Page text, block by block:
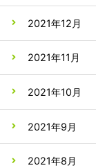
2021年12月
2021年11月
2021年10月
2021年9月
2021年8月